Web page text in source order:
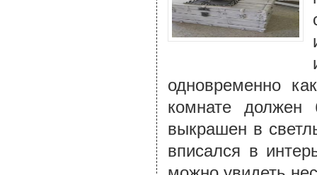
одновременно
комнате
выкрашен в
вписался в